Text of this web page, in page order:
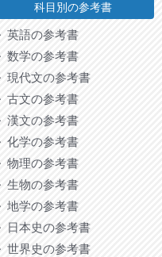
科目別の参考書
英語の参考書
数学の参考書
現代文の参考書
古文の参考書
漢文の参考書
化学の参考書
物理の参考書
生物の参考書
地学の参考書
日本史の参考書
世界史の参考書